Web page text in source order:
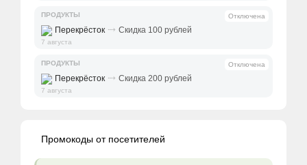
ПРОДУКТЫ Отключена
Перекрёсток ⤑ Скидка 100 рублей
7 августа
ПРОДУКТЫ Отключена
Перекрёсток ⤑ Скидка 200 рублей
7 августа
Промокоды от посетителей